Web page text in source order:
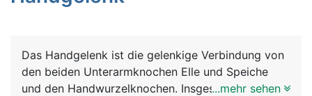
News
Das Handgelenk ist die gelenkige Verbindung von
den beiden Unterarmknochen Elle und Speiche
und den Handwurzelknochen. Insgesamt gibt es 8
...mehr sehen